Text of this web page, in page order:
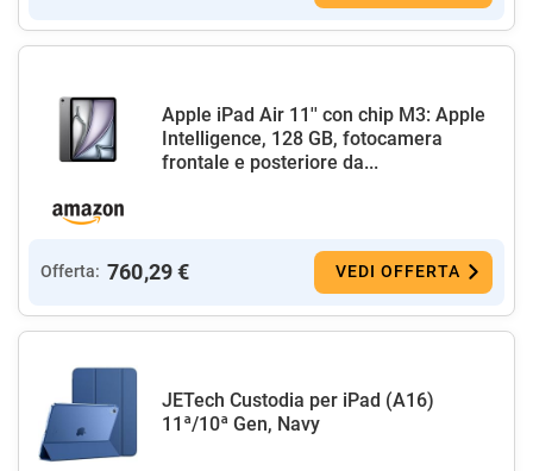
Apple iPad Air 11'' con chip M3: Apple
Intelligence, 128 GB, fotocamera
frontale e posteriore da...
Offerta: 760,29 € VEDI OFFERTA
JETech Custodia per iPad (A16)
11ª/10ª Gen, Navy